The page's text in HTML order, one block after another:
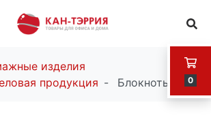
0
изделия
продукция
Блокноты